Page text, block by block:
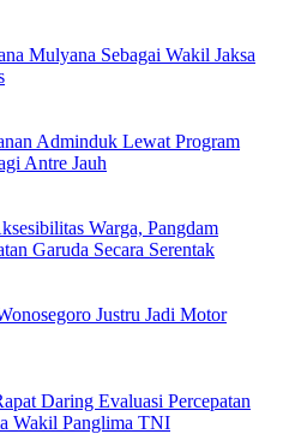
Mulyana Sebagai Wakil Jaksa
Adminduk Lewat Program
Antre Jauh
Warga, Pangdam
Garuda Secara Serentak
Justru Jadi Motor
Daring Evaluasi Percepatan
Wakil Panglima TNI